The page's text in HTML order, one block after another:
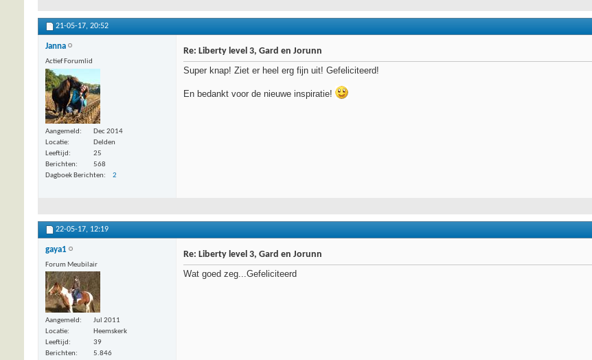
21-05-17, 20:52
Janna
Actief Forumlid
Aangemeld
Dec 2014
Locatie
Delden
Leeftijd
25
Berichten
568
Dagboek Berichten
2
Re: Liberty level 3, Gard en Jorunn
Super knap! Ziet er heel erg fijn uit! Gefeliciteerd!
En bedankt voor de nieuwe inspiratie!
22-05-17, 12:19
gaya1
Forum Meubilair
Aangemeld
Jul 2011
Locatie
Heemskerk
Leeftijd
39
Berichten
5.846
Re: Liberty level 3, Gard en Jorunn
Wat goed zeg...Gefeliciteerd